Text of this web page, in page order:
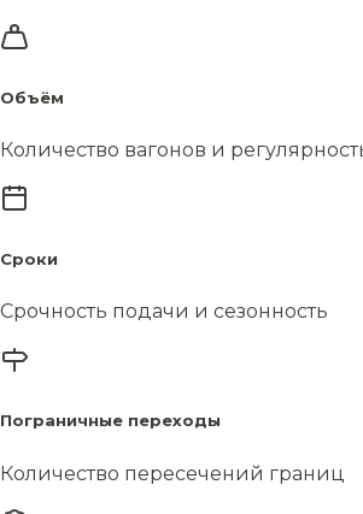
Объём
Количество вагонов и
Сроки
Срочность подачи и сезонность
Пограничные переходы
Количество пересечений границ